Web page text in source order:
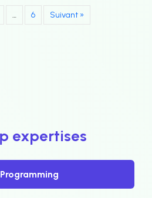
… 6 Suivant »
expertises
Programming